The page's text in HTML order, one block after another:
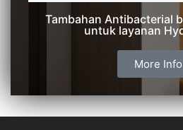
Tambahan Antibacterial
untuk layanan
More Info